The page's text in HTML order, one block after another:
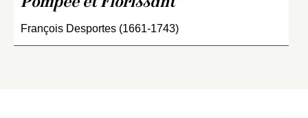
François Desportes (1661-1743)